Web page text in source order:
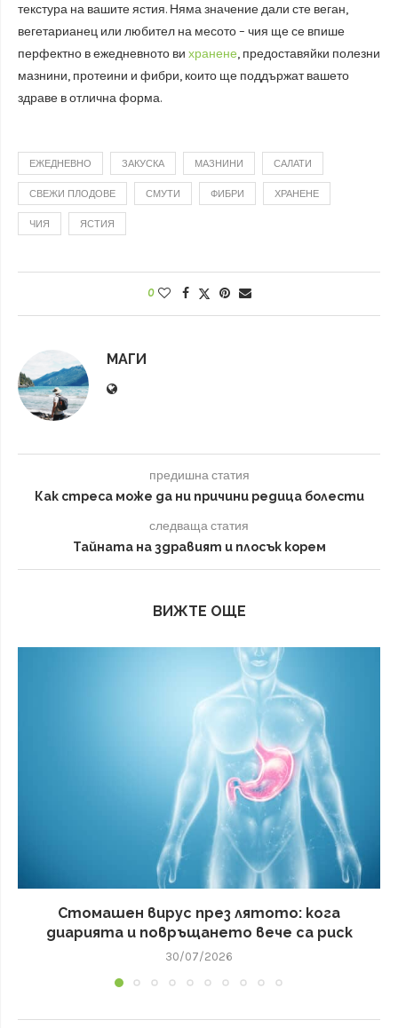
текстура на вашите ястия. Няма значение дали сте веган,
вегетарианец или любител на месото – чия ще се впише
перфектно в ежедневното ви хранене, предоставяйки полезни
мазнини, протеини и фибри, които ще поддържат вашето
здраве в отлична форма.
ЕЖЕДНЕВНО ЗАКУСКА МАЗНИНИ САЛАТИ
СВЕЖИ ПЛОДОВЕ СМУТИ ФИБРИ ХРАНЕНЕ
ЧИЯ ЯСТИЯ
0
МАГИ
предишна статия
Как стреса може да ни причини редица болести
следваща статия
Тайната на здравият и плосък корем
ВИЖТЕ ОЩЕ
Стомашен вирус през лятото: кога
диарията и повръщането вече са риск
30/07/2026